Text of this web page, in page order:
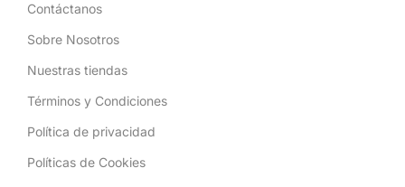
Contáctanos
Sobre Nosotros
Nuestras tiendas
Términos y Condiciones
Política de privacidad
Políticas de Cookies